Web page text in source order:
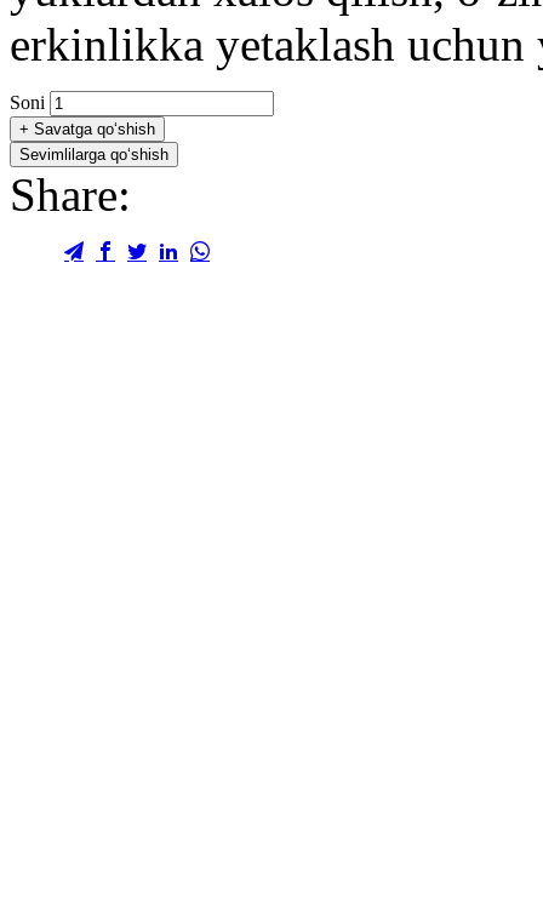
erkinlikka yetaklash uchun
Soni
+ Savatga qo‘shish
Sevimlilarga qo‘shish
Share: